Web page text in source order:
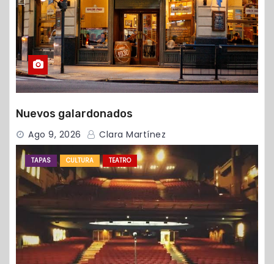
Nuevos galardonados
Ago 9, 2026 Clara Martínez
TAPAS CULTURA TEATRO